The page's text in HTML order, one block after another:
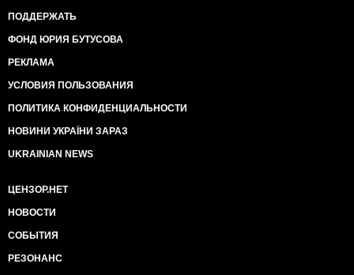
ПОДДЕРЖАТЬ
ФОНД ЮРИЯ БУТУСОВА
РЕКЛАМА
УСЛОВИЯ ПОЛЬЗОВАНИЯ
ПОЛИТИКА КОНФИДЕНЦИАЛЬНОСТИ
НОВИНИ УКРАЇНИ ЗАРАЗ
UKRAINIAN NEWS
ЦЕНЗОР.НЕТ
НОВОСТИ
СОБЫТИЯ
РЕЗОНАНС